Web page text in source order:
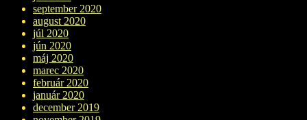
september 2020
august 2020
júl 2020
jún 2020
máj 2020
marec 2020
február 2020
január 2020
december 2019